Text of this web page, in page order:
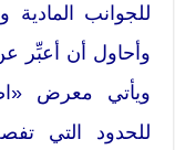
للجوانب
وأحاول أن أعبِّر
ويأتي معرض
للحدود التي